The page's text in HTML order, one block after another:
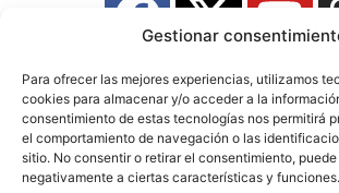
Gestionar
Para ofrecer las mejores experiencias, utilizamos
cookies para almacenar y/o acceder a la
consentimiento de estas tecnologías nos permitirá
el comportamiento de navegación o las
sitio. No consentir o retirar el consentimiento,
negativamente a ciertas características y funciones.